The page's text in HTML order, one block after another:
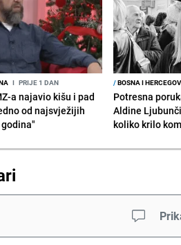
I PRIJE 1 DAN
a najavio kišu i pad
od najsvježijih
/BOSNA I
Potresna
Aldine
koliko krilo